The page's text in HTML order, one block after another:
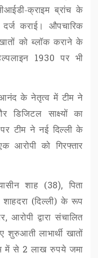
क्राइम ब्रांच के
कराई। औपचारिक
को ब्लॉक कराने के
1930 पर भी
आनंद के नेतृत्व में टीम ने
डिजिटल साक्ष्यों का
टीम ने नई दिल्ली के
आरोपी को गिरफ्तार
शाह (38),पिता
शाहदरा (दिल्ली) के रूप
,आरोपी द्वारा संचालित
लाभार्थी खातों
में से 2 लाख रुपये जमा